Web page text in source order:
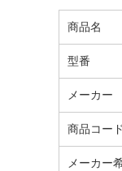
商品名
型番
メーカー
商品コード
メーカー